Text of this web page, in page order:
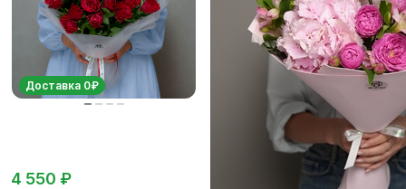
Доставка 0₽
4 550 ₽